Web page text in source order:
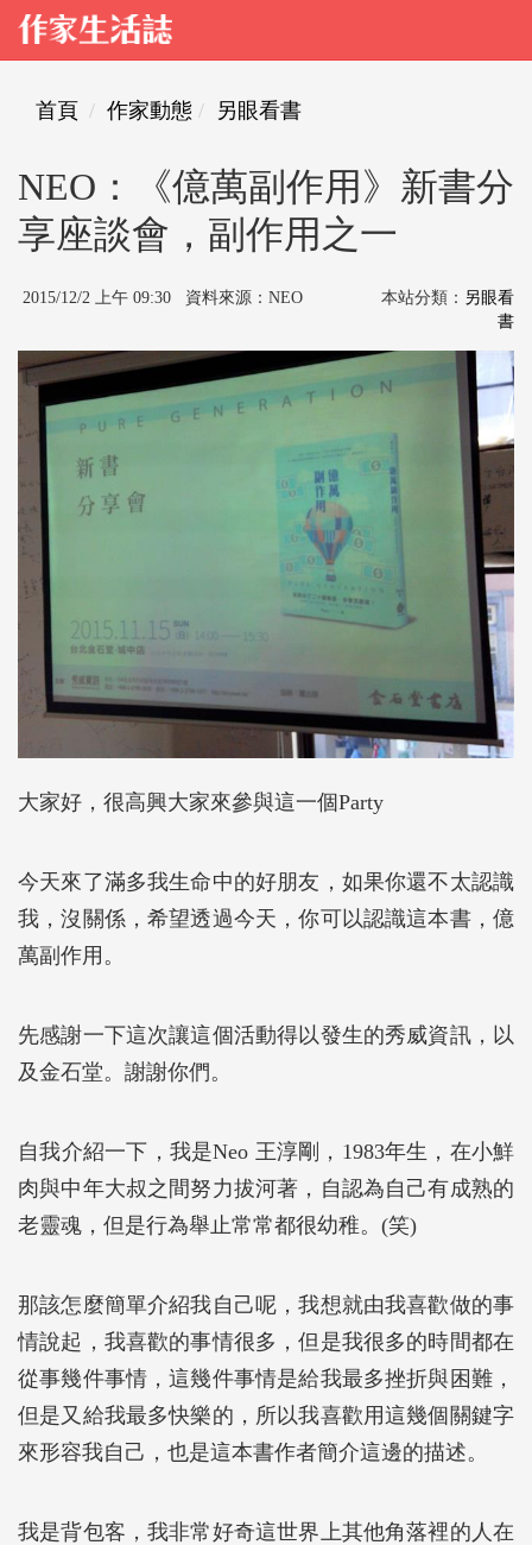
首頁 作家動態 另眼看書
NEO：《億萬副作用》新書分
享座談會，副作用之一
2015/12/2 上午 09:30 資料來源：NEO 本站分類： 另眼看
書
大家好，很高興大家來參與這一個Party
今天來了滿多我生命中的好朋友，如果你還不太認識
我，沒關係，希望透過今天，你可以認識這本書，億
萬副作用。
先感謝一下這次讓這個活動得以發生的秀威資訊，以
及金石堂。謝謝你們。
自我介紹一下，我是Neo 王淳剛，1983年生，在小鮮
肉與中年大叔之間努力拔河著，自認為自己有成熟的
老靈魂，但是行為舉止常常都很幼稚。(笑)
那該怎麼簡單介紹我自己呢，我想就由我喜歡做的事
情說起，我喜歡的事情很多，但是我很多的時間都在
從事幾件事情，這幾件事情是給我最多挫折與困難，
但是又給我最多快樂的，所以我喜歡用這幾個關鍵字
來形容我自己，也是這本書作者簡介這邊的描述。
我是背包客，我非常好奇這世界上其他角落裡的人在